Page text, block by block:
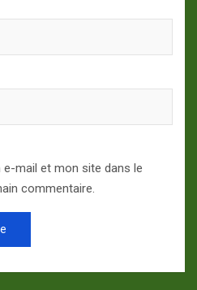
mail et mon site dans le
commentaire.